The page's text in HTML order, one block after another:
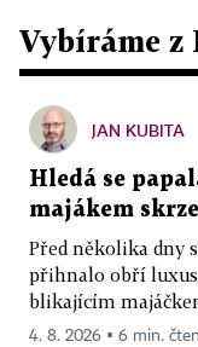
Vybíráme z
JAN KUBITA
Hledá se
majákem
Před několika dny
přihnalo obří
blikajícím
4. 8. 2026 ▪ 6 min.